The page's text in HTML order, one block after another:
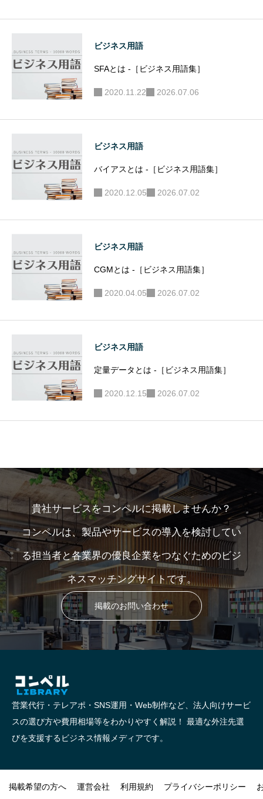
ビジネス用語
SFAとは -［ビジネス用語集］
2020.11.22 2026.07.06
ビジネス用語
バイアスとは -［ビジネス用語集］
2020.12.05 2026.07.02
ビジネス用語
CGMとは -［ビジネス用語集］
2020.04.05 2026.07.02
ビジネス用語
定量データとは -［ビジネス用語集］
2020.12.15 2026.07.02
貴社サービスをコンペルに掲載しませんか？
コンペルは、製品やサービスの導入を検討してい
る担当者と各業界の優良企業をつなぐためのビジ
ネスマッチングサイトです。
掲載のお問い合わせ
営業代行・テレアポ・SNS運用・Web制作など、法人向けサービ
スの選び方や費用相場等をわかりやすく解説！ 最適な外注先選
びを支援するビジネス情報メディアです。
掲載希望の方へ 運営会社 利用規約 プライバシーポリシー